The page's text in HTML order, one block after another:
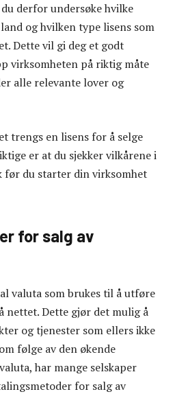
derfor undersøke hvilke
og hvilken type lisens som
Dette vil gi deg et godt
virksomheten på riktig måte
alle relevante lover og
trengs en lisens for å selge
er at du sjekker vilkårene i
før du starter din virksomhet
for salg av
valuta som brukes til å utføre
nettet. Dette gjør det mulig å
og tjenester som ellers ikke
følge av den økende
har mange selskaper
for salg av